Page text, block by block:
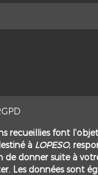
recueillies font
àLOPESO,
de donner suite à
Les données sont